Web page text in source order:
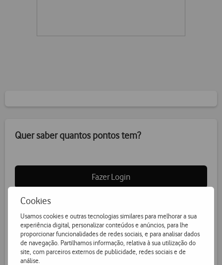
Cookies
Usamos cookies e outras tecnologias similares para melhorar a sua
experiência digital, personalizar conteúdos e anúncios, para lhe
proporcionar funcionalidades de redes sociais, e para analisar dados
de navegação. Partilhamos informação, relativa à sua utilização do
site, com parceiros externos de publicidade, redes sociais e de
análise.
Quer saber quantos pontos tem?
Fazer Login
Receba informação de pontos por SMS